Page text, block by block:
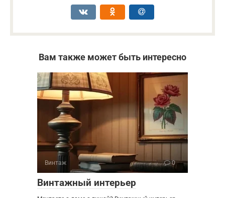
Вам также может быть интересно
Винтаж 0
Винтажный интерьер